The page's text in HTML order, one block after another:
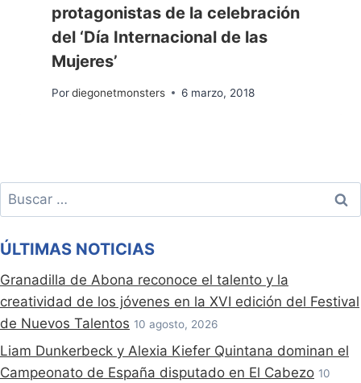
protagonistas de la celebración
del ‘Día Internacional de las
Mujeres’
Pordiegonetmonsters 6 marzo, 2018
Buscar:
ÚLTIMAS NOTICIAS
Granadilla de Abona reconoce el talento y la
creatividad de los jóvenes en la XVI edición del Festival
de Nuevos Talentos 10 agosto, 2026
Liam Dunkerbeck y Alexia Kiefer Quintana dominan el
Campeonato de España disputado en El Cabezo 10